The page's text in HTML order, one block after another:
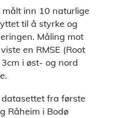
inn 10 naturlige
til å styrke og
Måling mot
en RMSE (Root
i øst- og nord
fra første
Råheim i Bodø